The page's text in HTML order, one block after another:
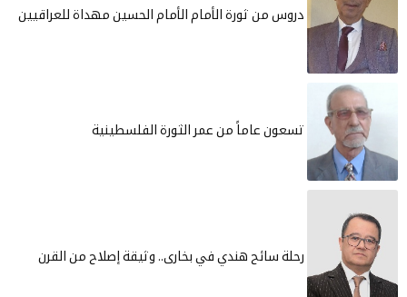
دروس من ثورة الأمام الأمام الحسين مهداة للعراقيين
تسعون عاماً من عمر الثورة الفلسطينية
رحلة سائح هندي في بخارى.. وثيقة إصلاح من القرن